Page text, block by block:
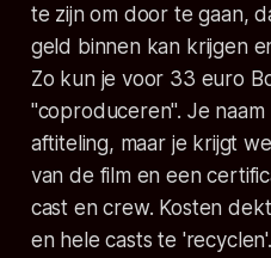
te zijn om door te gaan,
geld binnen kan krijgen
Zo kun je voor 33 euro
"coproduceren". Je
aftiteling, maar je krijgt
van de film en een
cast en crew. Kosten
en hele casts te